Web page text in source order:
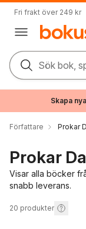
Fri frakt över 249 kr
Sök bok,
Skapa
Författare Prokar
Prokar
Visar alla böcker
snabb leverans.
20 produkter